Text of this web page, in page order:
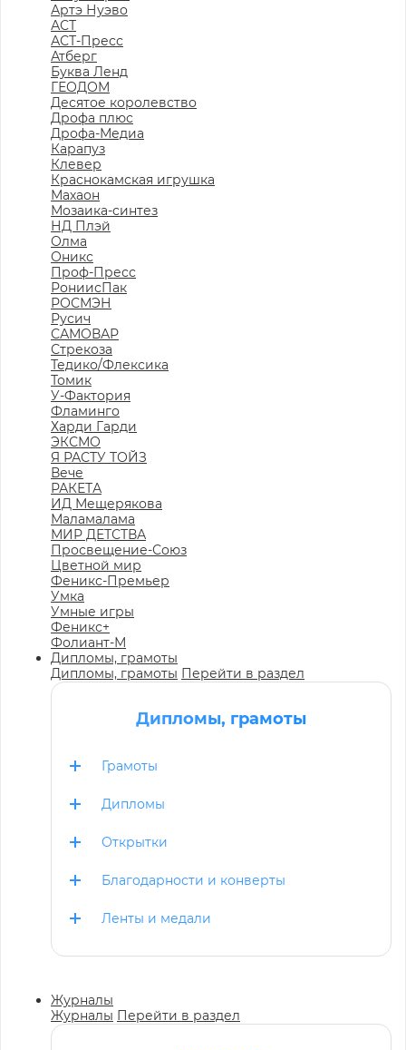
Артэ Нуэво
АСТ
АСТ-Пресс
Атберг
Буква Ленд
ГЕОДОМ
Десятое королевство
Дрофа плюс
Дрофа-Медиа
Карапуз
Клевер
Краснокамская игрушка
Махаон
Мозаика-синтез
НД Плэй
Олма
Оникс
Проф-Пресс
РониисПак
РОСМЭН
Русич
САМОВАР
Стрекоза
Тедико/Флексика
Томик
У-Фактория
Фламинго
Харди Гарди
ЭКСМО
Я РАСТУ ТОЙЗ
Вече
РАКЕТА
ИД Мещерякова
Маламалама
МИР ДЕТСТВА
Просвещение-Союз
Цветной мир
Феникс-Премьер
Умка
Умные игры
Феникс+
Фолиант-М
Дипломы, грамоты
Дипломы, грамоты Перейти в раздел
Дипломы, грамоты
Грамоты
Дипломы
Открытки
Благодарности и конверты
Ленты и медали
Журналы
Журналы Перейти в раздел